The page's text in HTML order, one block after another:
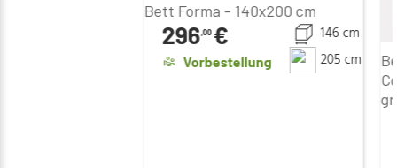
Bett Forma - 140x200 cm
296,00€
Vorbestellung
146 cm
205 cm